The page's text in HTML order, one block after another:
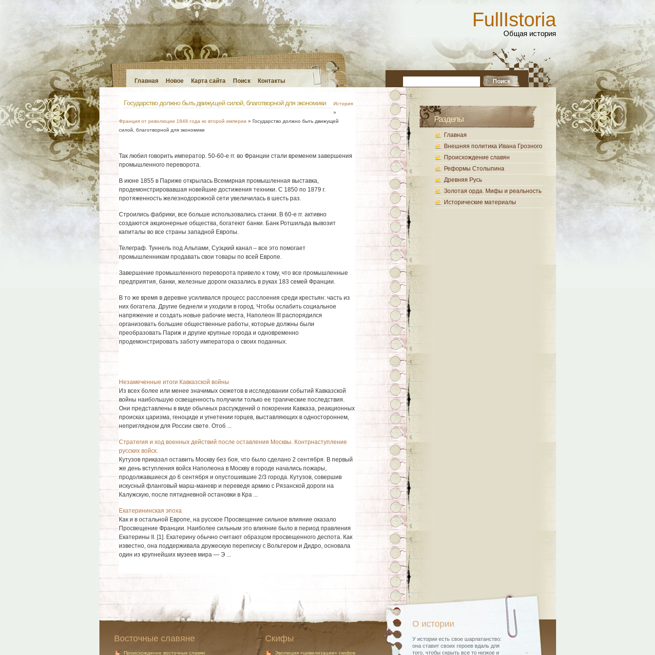
FullIstoria
Общая история
Главная Новое Карта сайта Поиск Контакты
Государство должно быть движущей силой, благотворной для экономики
История
»
Франция от революции 1848 года ко второй империи » Государство должно быть движущей
силой, благотворной для экономики
Так любил говорить император. 50-60-е гг. во Франции стали временем завершения
промышленного переворота.
В июне 1855 в Париже открылась Всемирная промышленная выставка,
продемонстрировавшая новейшие достижения техники. С 1850 по 1879 г.
протяженность железнодорожной сети увеличилась в шесть раз.
Строились фабрики, все больше использовались станки. В 60-е гг. активно
создаются акционерные общества, богатеют банки. Банк Ротшильда вывозит
капиталы во все страны западной Европы.
Телеграф. Туннель под Альпами, Суэцкий канал – все это помогает
промышленникам продавать свои товары по всей Европе.
Завершение промышленного переворота привело к тому, что все промышленные
предприятия, банки, железные дороги оказались в руках 183 семей Франции.
В то же время в деревне усиливался процесс расслоения среди крестьян: часть из
них богатела. Другие беднели и уходили в город. Чтобы ослабить социальное
напряжение и создать новые рабочие места, Наполеон III распорядился
организовать большие общественные работы, которые должны были
преобразовать Париж и другие крупные города и одновременно
продемонстрировать заботу императора о своих поданных.
Незамеченные итоги Кавказской войны
Из всех более или менее значимых сюжетов в исследовании событий Кавказской
войны наибольшую освещенность получили только ее трагические последствия.
Они представлены в виде обычных рассуждений о покорении Кавказа, реакционных
происках царизма, геноциде и угнетении горцев, выставляющих в одностороннем,
неприглядном для России свете. Отоб ...
Стратегия и ход военных действий после оставления Москвы. Контрнаступление
русских войск.
Кутузов приказал оставить Москву без боя, что было сделано 2 сентября. В первый
же день вступления войск Наполеона в Москву в городе начались пожары,
продолжавшиеся до 6 сентября и опустошившие 2/3 города. Кутузов, совершив
искусный фланговый марш-маневр и переведя армию с Рязанской дороги на
Калужскую, после пятидневной остановки в Кра ...
Екатерининская эпоха
Как и в остальной Европе, на русское Просвещение сильное влияние оказало
Просвещение Франции. Наиболее сильным это влияние было в период правления
Екатерины II. [1]. Екатерину обычно считают образцом просвещенного деспота. Как
известно, она поддерживала дружескую переписку с Вольтером и Дидро, основала
один из крупнейших музеев мира — Э ...
Разделы
Главная
Внешняя политика Ивана Грозного
Происхождение славян
Реформы Столыпина
Древняя Русь
Золотая орда. Мифы и реальность
Исторические материалы
Восточные славяне
Происхождение восточных славян
Скифы
Эволюция «цивилизации» скифов
О истории
У истории есть свое шарлатанство:
она ставит своих героев вдаль для
того, чтобы скрыть все то низкое и